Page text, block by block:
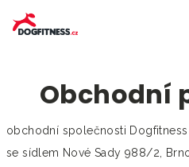
obsah
Obchodní
obchodní společnosti Dogfitness
se sídlem Nové Sady 988/2,